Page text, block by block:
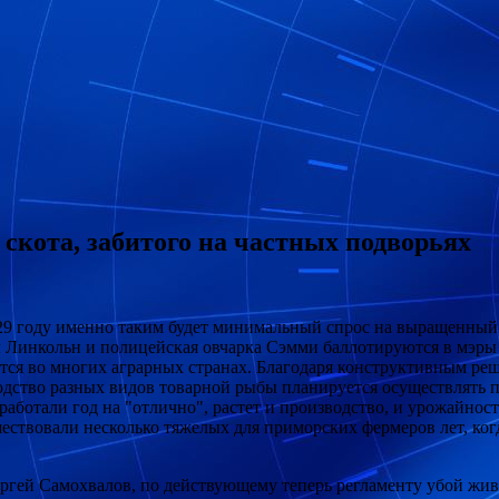
забитого на частных подворьях
году именно таким будет минимальный спрос на
и полицейская овчарка Сэмми баллотируются в
во многих аграрных странах. Благодаря конструктивным
разных видов товарной рыбы планируется
год на "отлично", растет и производство, и
несколько тяжелых для приморских фермеров лет,
Самохвалов, по действующему теперь регламенту убой